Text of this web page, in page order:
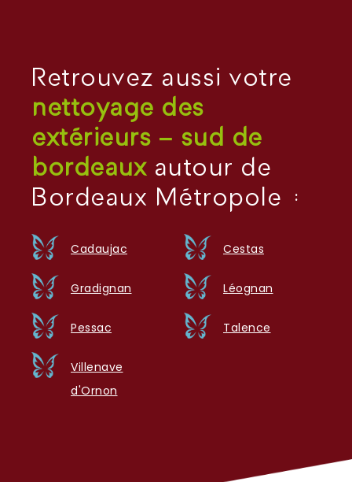
Retrouvez aussi votre
nettoyage des
extérieurs – sud de
bordeauxautour de
Bordeaux Métropole :
Cadaujac Cestas
Gradignan Léognan
Pessac Talence
Villenave
d'Ornon